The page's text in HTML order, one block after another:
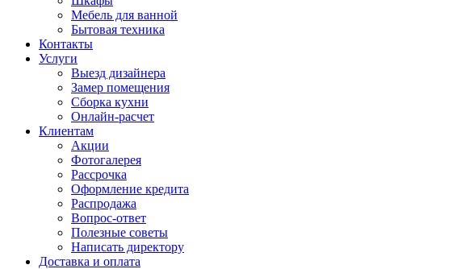
Мебель для ванной
Бытовая техника
Контакты
Услуги
Выезд дизайнера
Замер помещения
Сборка кухни
Онлайн-расчет
Клиентам
Акции
Фотогалерея
Рассрочка
Оформление кредита
Распродажа
Вопрос-ответ
Полезные советы
Написать директору
Доставка и оплата